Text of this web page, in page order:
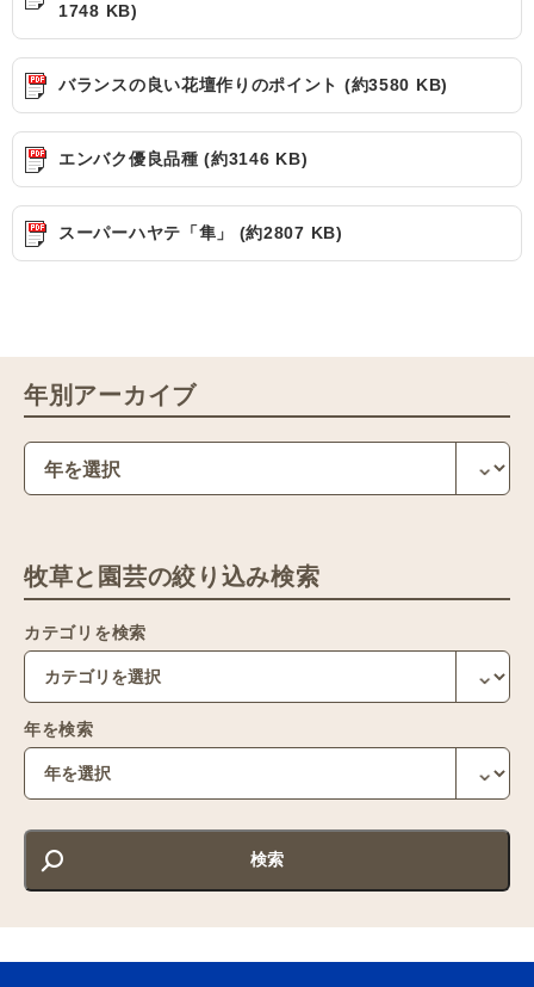
1748 KB)
バランスの良い花壇作りのポイント (約3580 KB)
エンバク優良品種 (約3146 KB)
スーパーハヤテ「隼」 (約2807 KB)
年別アーカイブ
牧草と園芸の絞り込み検索
カテゴリを検索
年を検索